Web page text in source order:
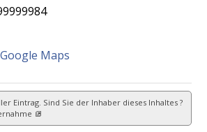
Maps
Eintrag. Sind Sie der Inhaber dieses Inhaltes ?